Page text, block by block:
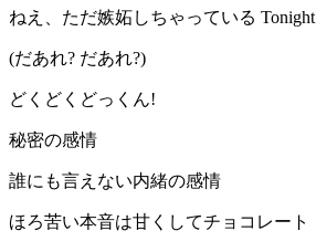
ねえ、ただ嫉妬しちゃっている Tonight
(だあれ? だあれ?)
どくどくどっくん!
秘密の感情
誰にも言えない内緒の感情
ほろ苦い本音は甘くしてチョコレート